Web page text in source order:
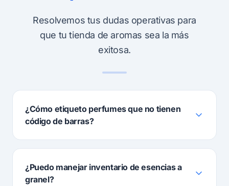
Resolvemos tus dudas operativas para
que tu tienda de aromas sea la más
exitosa.
¿Cómo etiqueto perfumes que no tienen
código de barras?
¿Puedo manejar inventario de esencias a
granel?